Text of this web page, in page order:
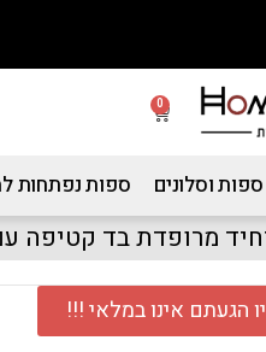
0
ספות וסלונים ספות נפתחות
מרופדת בד קטיפה
הגעתם אינו במלאי !!!